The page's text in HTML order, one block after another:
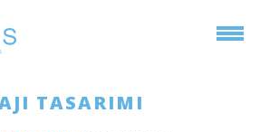
TASARIMI